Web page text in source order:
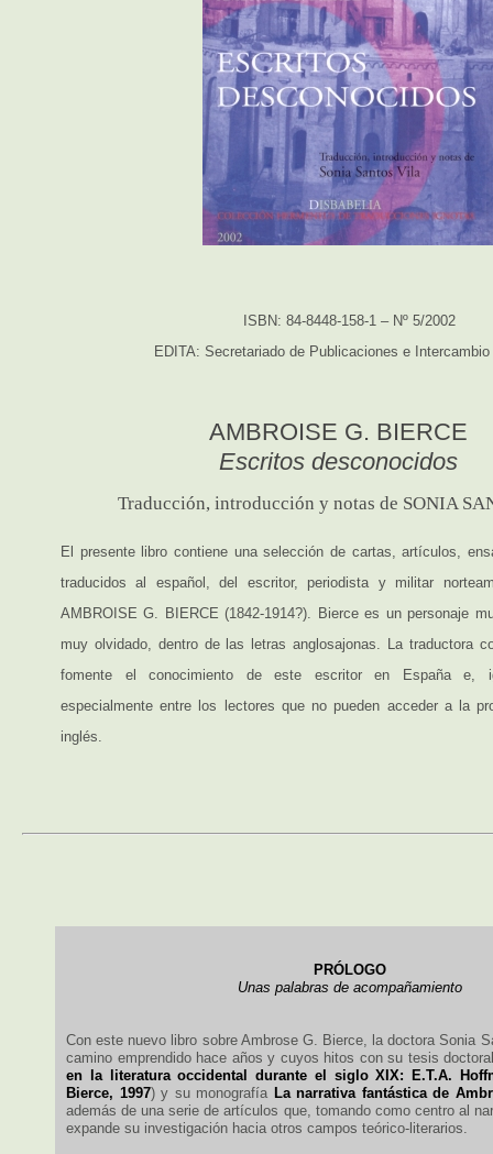
ISBN: 84-8448-158-1 – Nº 5/2002
EDITA: Secretariado de Publicaciones e
AMBROISE G. BIERCE
Escritos desconocidos
Traducción, introducción y notas de SONIA
El presente libro contiene una selección de cartas, artículos,
traducidos al español, del escritor, periodista y militar
AMBROISE G. BIERCE (1842-1914?). Bierce es un personaje
muy olvidado, dentro de las letras anglosajonas. La traductora
fomente el conocimiento de este escritor en España e,
especialmente entre los lectores que no pueden acceder a la
inglés.
PRÓLOGO
Unas palabras de acompañamiento
Con este nuevo libro sobre Ambrose G. Bierce, la doctora Sonia
camino emprendido hace años y cuyos hitos con su tesis
en la literatura occidental durante el siglo XIX: E.T.A.
Bierce, 1997) y su monografía La narrativa fantástica de
además de una serie de artículos que, tomando como centro al
expande su investigación hacia otros campos teórico-literarios.